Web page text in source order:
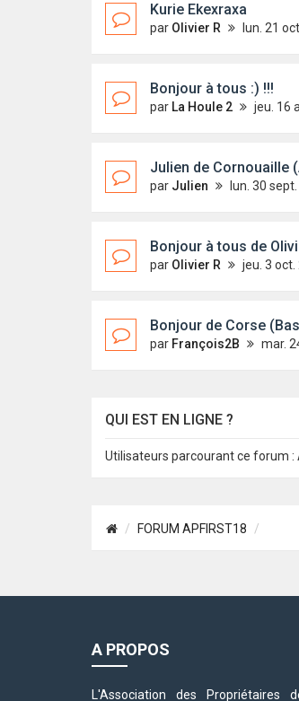
Kurie Ekexraxa
par Olivier R lun. 21
Bonjour à tous :) !!!
par La Houle 2 jeu. 16
Julien de Cornouaille
par Julien lun. 30
Bonjour à tous de
par Olivier R jeu. 3 oct.
Bonjour de Corse
par François2B mar. 24
QUI EST EN LIGNE ?
Utilisateurs parcourant ce forum
FORUM APFIRST18
A PROPOS
L'Association des